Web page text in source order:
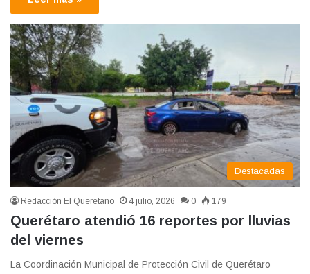
Destacadas
Redacción El Queretano 4 julio, 2026 0 179
Querétaro atendió 16 reportes por lluvias
del viernes
La Coordinación Municipal de Protección Civil de Querétaro